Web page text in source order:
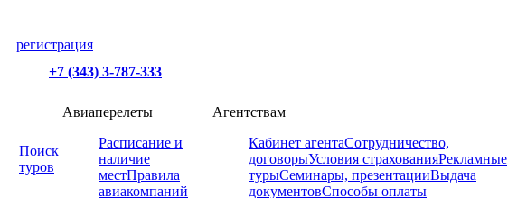
регистрация
+7 (343) 3-787-333
Поиск
туров
Авиаперелеты
Расписание и
наличие
местПравила
авиакомпаний
Агентствам
Кабинет агентаСотрудничество,
договорыУсловия страхованияРекламные
турыСеминары, презентацииВыдача
документовСпособы оплаты